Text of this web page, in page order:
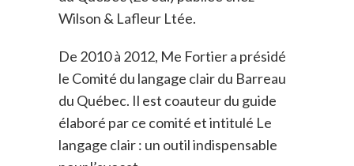
Wilson & Lafleur Ltée.
De 2010 à 2012, Me Fortier a présidé
le Comité du langage clair du Barreau
du Québec. Il est coauteur du guide
élaboré par ce comité et intitulé Le
langage clair : un outil indispensable